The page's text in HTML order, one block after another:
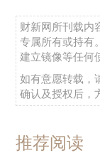
财新网所刊载内
专属所有或持有
建立镜像等任何
如有意愿转载，
确认及授权后，
推荐阅读